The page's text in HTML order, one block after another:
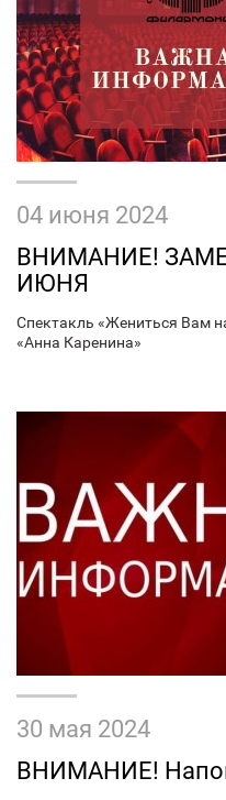
04 июня 2024
ВНИМАНИЕ!
ИЮНЯ
Спектакль «Жениться Вам
«Анна Каренина»
30 мая 2024
ВНИМАНИЕ!